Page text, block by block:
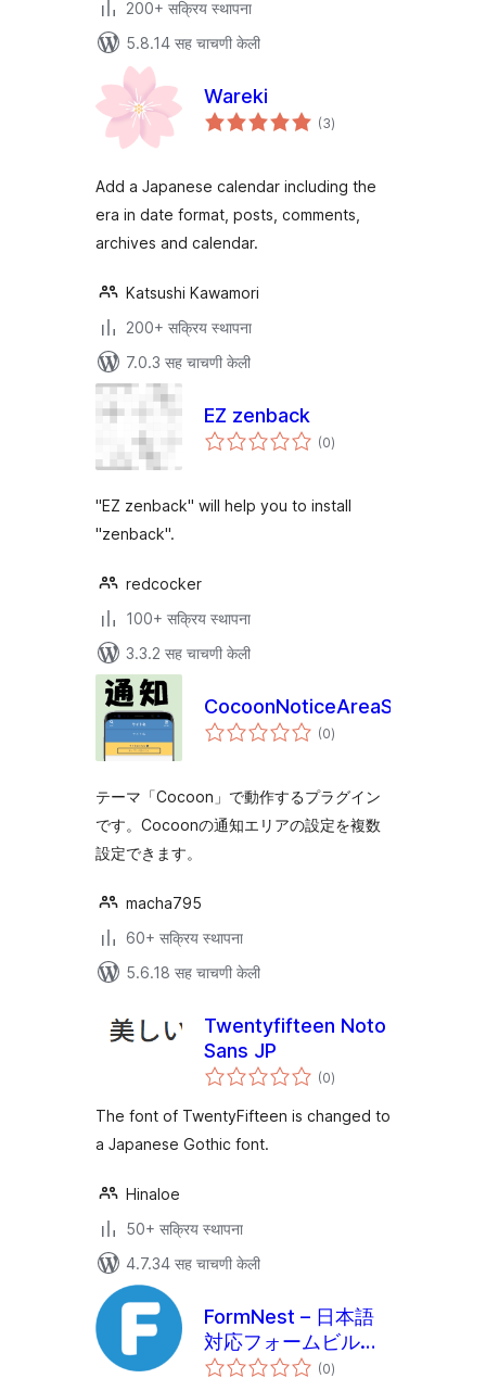
200+ सक्रिय स्थापना
5.8.14 सह चाचणी केली
Wareki
(3एकूण
मूल्यांकन
)
Add a Japanese calendar including the
era in date format, posts, comments,
archives and calendar.
Katsushi Kawamori
200+ सक्रिय स्थापना
7.0.3 सह चाचणी केली
EZ zenback
(0एकूण
मूल्यांकन
)
"EZ zenback" will help you to install
"zenback".
redcocker
100+ सक्रिय स्थापना
3.3.2 सह चाचणी केली
CocoonNoticeAreaScheduler
(0एकूण
मूल्यांकन
)
テーマ「Cocoon」で動作するプラグイン
です。Cocoonの通知エリアの設定を複数
設定できます。
macha795
60+ सक्रिय स्थापना
5.6.18 सह चाचणी केली
Twentyfifteen Noto
Sans JP
(0एकूण
मूल्यांकन
)
The font of TwentyFifteen is changed to
a Japanese Gothic font.
Hinaloe
50+ सक्रिय स्थापना
4.7.34 सह चाचणी केली
FormNest – 日本語
対応フォームビルダ
ー
(0एकूण
मूल्यांकन
)